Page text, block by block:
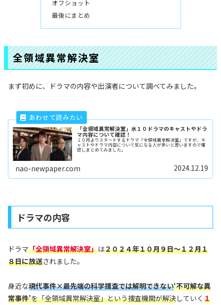
オフショット
最後にまとめ
全領域異常解決室
まず初めに、ドラマの内容や出演者について調べてみました。
「全領域異常解決室」水１０ドラマのキャストやドラ
マ内容について確認！
１０月よりスタートするドラマ「全領域異常解決室」ですが、キ
ャストやドラマ内容について気になる人が多いと思いますので確
認しまとめてみました。
nao-newpaper.com 2024.12.19
ドラマの内容
ドラマ「全領域異常解決室」は２０２４年１０月９日～１２月１
８日に放送されました。
身近な現代事件×最先端の科学捜査では解明できない‘不可解な異
常事件’を「全領域異常解決室」という捜査機関が解決していく １